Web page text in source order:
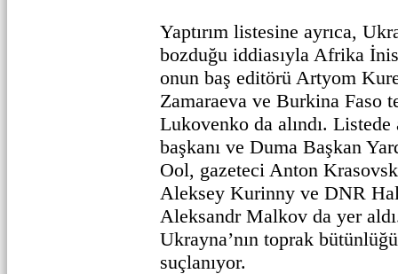
Yaptırım listesine ayrıca,
bozduğu iddiasıyla Afrika
onun baş editörü Artyom
Zamaraeva ve Burkina Faso
Lukovenko da alındı. Listede
başkanı ve Duma Başkan
Ool, gazeteci Anton
Aleksey Kurinny ve DNR
Aleksandr Malkov da yer
Ukrayna’nın toprak
suçlanıyor.